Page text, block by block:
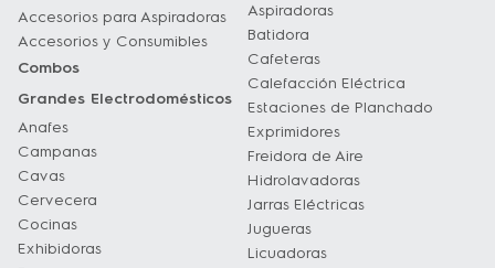
Accesorios para Aspiradoras
Accesorios y Consumibles
Combos
Grandes Electrodomésticos
Anafes
Campanas
Cavas
Cervecera
Cocinas
Exhibidoras
Aspiradoras
Batidora
Cafeteras
Calefacción Eléctrica
Estaciones de Planchado
Exprimidores
Freidora de Aire
Hidrolavadoras
Jarras Eléctricas
Jugueras
Licuadoras